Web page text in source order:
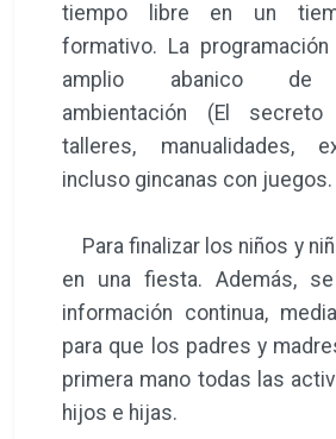
tiempo libre en un
formativo. La
amplio abanico de
ambientación (El secreto
talleres, manualidades,
incluso gincanas con juegos.
Para finalizar los niños y
en una fiesta. Además,
información continua,
para que los padres y
primera mano todas las
hijos e hijas.